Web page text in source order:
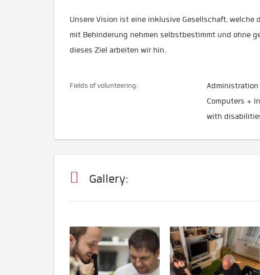
Unsere Vision ist eine inklusive Gesellschaft,
mit Behinderung nehmen selbstbestimmt und ohne
dieses Ziel arbeiten wir hin.
Fields of volunteering:
Administration
Computers +
with
Gallery: